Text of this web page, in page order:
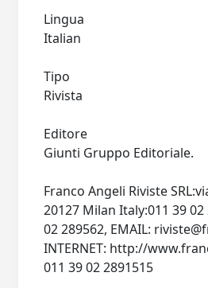
Lingua
Tipo
Rivista
Editore
Giunti Gruppo Editoriale.
Franco Angeli Riviste
20127 Milan Italy:011 39 02
02 289562, EMAIL:
INTERNET: http://